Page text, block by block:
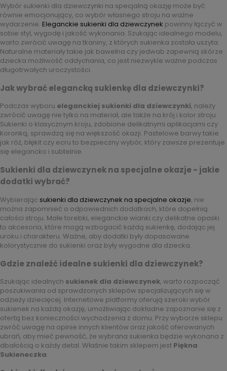
Wybór sukienki dla dziewczynki na specjalną okazję może być
równie emocjonujący, co wybór własnego stroju na ważne
wydarzenie. Eleganckie sukienki dla dziewczynek powinny łączyć w
sobie styl, wygodę i jakość wykonania. Szukając idealnego modelu,
warto zwrócić uwagę na tkaniny, z których sukienka została uszyta.
Naturalne materiały takie jak bawełna czy jedwab zapewnią skórze
dziecka możliwość oddychania, co jest niezwykle ważne podczas
długotrwałych uroczystości.
Jak wybrać elegancką sukienkę dla dziewczynki?
Podczas wyboru eleganckiej sukienki dla dziewczynki, należy
zwrócić uwagę nie tylko na materiał, ale także na krój i kolor stroju.
Sukienki o klasycznym kroju, zdobione delikatnymi aplikacjami czy
koronką, sprawdzą się na większość okazji. Pastelowe barwy takie
jak róż, błękit czy ecru to bezpieczny wybór, który zawsze prezentuje
się elegancko i subtelnie.
Sukienki dla dziewczynek na specjalne okazje - jakie
dodatki wybrać?
Wybierając sukienki dla dziewczynek na specjalne okazje, nie
można zapomnieć o odpowiednich dodatkach, które dopełnią
całości stroju. Małe torebki, eleganckie wianki czy delikatne opaski
to akcesoria, które mogą wzbogacić każdą sukienkę, dodając jej
uroku i charakteru. Ważne, aby dodatki były dopasowane
kolorystycznie do sukienki oraz były wygodne dla dziecka.
Gdzie znaleźć idealne sukienki dla dziewczynek?
Szukając idealnych sukienek dla dziewczynek, warto rozpocząć
poszukiwania od sprawdzonych sklepów specjalizujących się w
odzieży dziecięcej. Internetowe platformy oferują szeroki wybór
sukienek na każdą okazję, umożliwiając dokładne zapoznanie się z
ofertą bez konieczności wychodzenia z domu. Przy wyborze sklepu
zwróć uwagę na opinie innych klientów oraz jakość oferowanych
ubrań, aby mieć pewność, że wybrana sukienka będzie wykonana z
dbałością o każdy detal. Właśnie takim sklepem jest Piękna
Sukieneczka.